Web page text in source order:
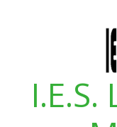
I.E.S.